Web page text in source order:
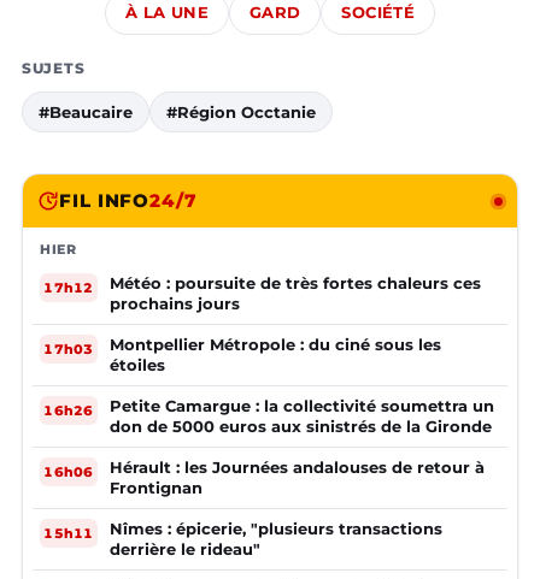
À LA UNE GARD SOCIÉTÉ
SUJETS
#Beaucaire #Région Occtanie
FIL INFO24/7
HIER
17h12
Météo : poursuite de très fortes chaleurs ces
prochains jours
17h03
Montpellier Métropole : du ciné sous les
étoiles
16h26
Petite Camargue : la collectivité soumettra un
don de 5000 euros aux sinistrés de la Gironde
16h06
Hérault : les Journées andalouses de retour à
Frontignan
15h11
Nîmes : épicerie, "plusieurs transactions
derrière le rideau"